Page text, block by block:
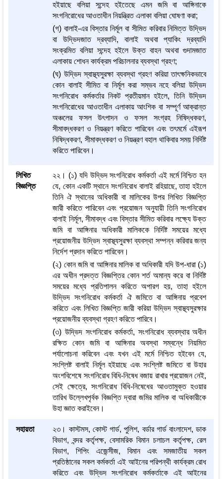
হইয়াছে বলিয়া সন্দেহ হইতেছে এমন জমি বা আঙ্গিনাকে
সংগনিরোধের আওতাধীন নিয়ন্ত্রিত এলাকা বলিয়া ঘোষণা করা;
(গ) বালাই-এর বিস্তার নির্মূল বা সীমিত করিবার নিমিত্ত উদ্ভিদ
বা উদ্ভিদজাত দ্রব্যাদি, বালাই অথবা প্যাকিং দ্রব্যাদি
সংক্রমিত বলিয়া সন্দেহ হইলে উক্ত বাহন অথবা গুদামজাত
এলাকায় শোধন কার্যক্রম পরিচালনার ব্যবস্থা গ্রহণ;
(ঘ) উদ্ভিদ স্বাস্থ্যসুরক্ষা ব্যবস্থা গ্রহণ করিয়া তাৎক্ষনিকভাবে
কোন বালাই সীমিত বা নির্মূল করা সম্ভব নহে বলিয়া উদ্ভিদ
সংগনিরোধ কর্মকর্তার নিকট প্রতীয়মান হইলে, তিনি উদ্ভিদ
সংগনিরোধের আওতাধীন এলাকায় আংশিক বা সম্পূর্ণ আক্রান্ত
অঞ্চলের ফসল উৎপাদন ও ফসল সংগ্রহ নিষিদ্ধকরণ,
সীমাবদ্ধকরণ ও নিয়ন্ত্রণ করিতে পারিবেন এবং তৎমর্মে এইরূপ
নিষিদ্ধকরণ, সীমাবদ্ধকরণ ও নিয়ন্ত্রণ বহাল থাকিবার সময় নির্দিষ্ট
করিতে পারিবেন।
লিখিত
বিজ্ঞপ্তি
২২। (১) যদি উদ্ভিদ সংগনিরোধ কর্মকর্তা এই মর্মে নিশ্চিত হন
যে, কোন একটি স্থানে সংগনিরোধ বালাই রহিয়াছে, তাহা হইলে
তিনি ঐ স্থানের অধিকারী বা মালিকের উপর লিখিত বিজ্ঞপ্তি
জারী করিতে পারিবেন এবং প্রয়োজন অনুযায়ী তিনি সংগনিরোধ
বালাই নির্মূল, সীমাবদ্ধ এবং বিস্তার সীমিত করিবার লক্ষ্যে উক্ত
জমি বা আঙ্গিনার অধিকারী মালিককে নির্দিষ্ট সময়ের মধ্যে
প্রয়োজনীয় উদ্ভিদ স্বাস্থ্যসুরক্ষা ব্যবস্থা সম্পন্ন করিবার জন্য
নির্দেশ প্রদান করিতে পারিবেন।
(২) কোন জমি বা আঙ্গিনার মালিক বা অধিকারী যদি উপ-ধারা (১)
এর অধীন প্রদত্ত বিজ্ঞপ্তির কোন শর্ত অমান্য করে বা নির্দিষ্ট
সময়ের মধ্যে প্রতিপালন করিতে অপারগ হয়, তাহা হইলে
উদ্ভিদ সংগনিরোধ কর্মকর্তা ঐ জমিতে বা আঙ্গিনায় প্রবেশ
করিতে এবং লিখিত বিজ্ঞপ্তি জারী করিয়া উদ্ভিদ স্বাস্থ্যসুরক্ষার
প্রয়োজনীয় ব্যবস্থা গ্রহণ করিতে পারিবে।
(৩) উদ্ভিদ সংগনিরোধ কর্মকর্তা, সংগনিরোধ ব্যবস্থার অধীন
রক্ষিত কোন জমি বা আঙ্গিনার অবস্থা সম্বন্ধে নিয়মিত
পর্যালোচনা করিবেন এবং যখন এই মর্মে নিশ্চিত হইবেন যে,
সংশ্লিষ্ট বালাই নির্মূল হইয়াছে এবং সংশ্লিষ্ট জমিতে বা উহার
অংশবিশেষে সংগনিরোধ বিধি-নিষেধ বজায় রাখার প্রয়োজন নেই,
সেই ক্ষেত্রে, সংগনিরোধ বিধি-নিষেধের আওতামুক্ত হওয়ার
তারিখ উল্লেখপৃর্বক বিজ্ঞপ্তি দ্বারা জমির মালিক বা অধিকারীকে
উহা জ্ঞাত করাইবেন।
সহায়তা
২৩। কাস্টমস, কোস্ট গার্ড, পুলিশ, বর্ডার গার্ড বাংলাদেশ, ডাক
বিভাগ, বন্দর কর্তৃপক্ষ, বেসামরিক বিমান চলাচল কর্তৃপক্ষ, রেল
বিভাগ, শিপিং এজেন্সীজ, বিমান এবং সমজাতীয় সকল
প্রতিষ্ঠানের সকল কর্মকর্তা এই আইনের পরিপন্থী কার্যক্রম রোধ
করিতে এবং উদ্ভিদ সংগনিরোধ কর্মকর্তাকে এই আইনের